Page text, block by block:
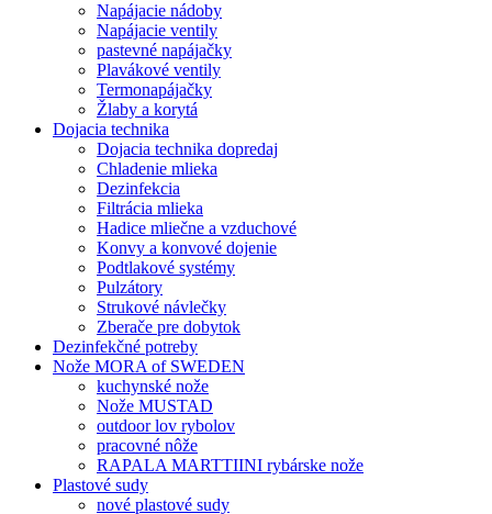
Napájacie nádoby
Napájacie ventily
pastevné napájačky
Plavákové ventily
Termonapájačky
Žlaby a korytá
Dojacia technika
Dojacia technika dopredaj
Chladenie mlieka
Dezinfekcia
Filtrácia mlieka
Hadice mliečne a vzduchové
Konvy a konvové dojenie
Podtlakové systémy
Pulzátory
Strukové návlečky
Zberače pre dobytok
Dezinfekčné potreby
Nože MORA of SWEDEN
kuchynské nože
Nože MUSTAD
outdoor lov rybolov
pracovné nôže
RAPALA MARTTIINI rybárske nože
Plastové sudy
nové plastové sudy